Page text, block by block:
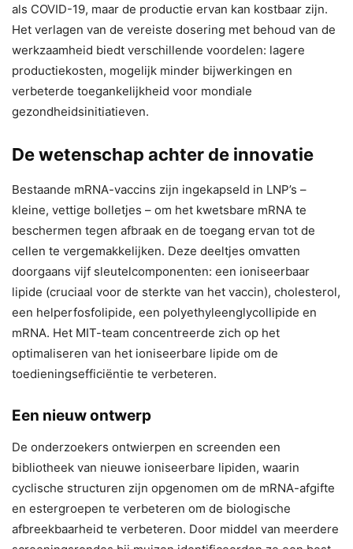
als COVID-19, maar de productie ervan kan kostbaar zijn.
Het verlagen van de vereiste dosering met behoud van de
werkzaamheid biedt verschillende voordelen: lagere
productiekosten, mogelijk minder bijwerkingen en
verbeterde toegankelijkheid voor mondiale
gezondheidsinitiatieven.
De wetenschap achter de innovatie
Bestaande mRNA-vaccins zijn ingekapseld in LNP’s –
kleine, vettige bolletjes – om het kwetsbare mRNA te
beschermen tegen afbraak en de toegang ervan tot de
cellen te vergemakkelijken. Deze deeltjes omvatten
doorgaans vijf sleutelcomponenten: een ioniseerbaar
lipide (cruciaal voor de sterkte van het vaccin), cholesterol,
een helperfosfolipide, een polyethyleenglycollipide en
mRNA. Het MIT-team concentreerde zich op het
optimaliseren van het ioniseerbare lipide om de
toedieningsefficiëntie te verbeteren.
Een nieuw ontwerp
De onderzoekers ontwierpen en screenden een
bibliotheek van nieuwe ioniseerbare lipiden, waarin
cyclische structuren zijn opgenomen om de mRNA-afgifte
en estergroepen te verbeteren om de biologische
afbreekbaarheid te verbeteren. Door middel van meerdere